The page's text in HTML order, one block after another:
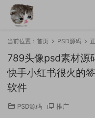
当前位置： 首页 PSD源码
789头像psd素材源
快手小红书很火的
软件
PSD源码 推广